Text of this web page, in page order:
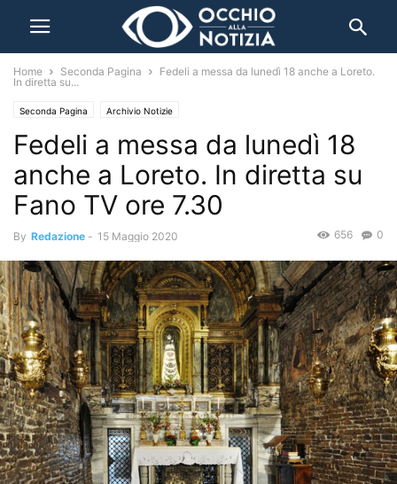
Home Seconda Pagina
Fedeli a messa da lunedì 18 anche a Loreto.
In diretta su...
Seconda Pagina Archivio Notizie
Fedeli a messa da lunedì 18
anche a Loreto. In diretta su
Fano TV ore 7.30
By Redazione - 15 Maggio 2020 0
656